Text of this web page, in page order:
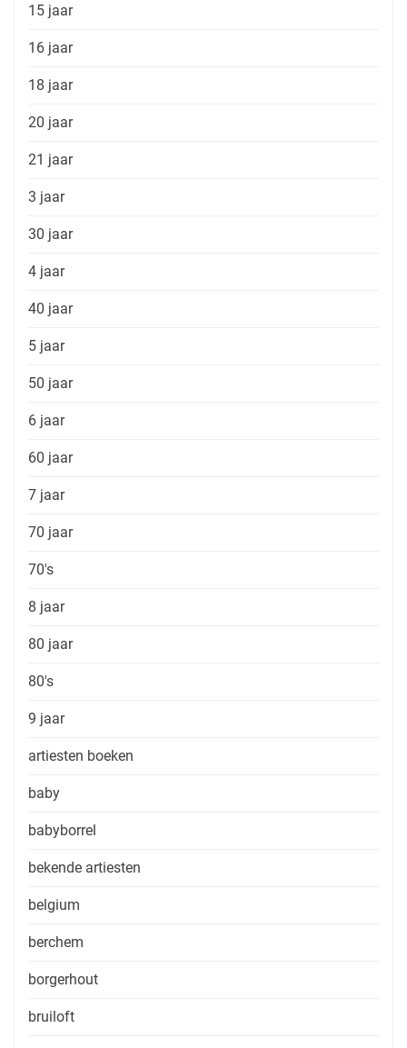
15 jaar
16 jaar
18 jaar
20 jaar
21 jaar
3 jaar
30 jaar
4 jaar
40 jaar
5 jaar
50 jaar
6 jaar
60 jaar
7 jaar
70 jaar
70's
8 jaar
80 jaar
80's
9 jaar
artiesten boeken
baby
babyborrel
bekende artiesten
belgium
berchem
borgerhout
bruiloft